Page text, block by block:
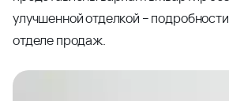
улучшенной отделкой – подробности
отделе продаж.